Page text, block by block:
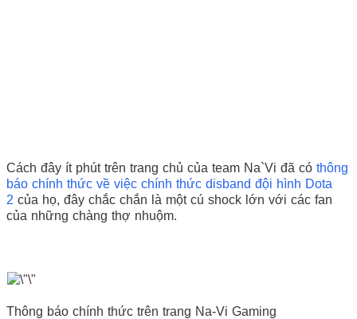
Cách đây ít phút trên trang chủ của team Na`Vi đã có thông
báo chính thức về việc chính thức disband đội hình Dota
2 của họ, đây chắc chắn là một cú shock lớn với các fan
của những chàng thợ nhuộm.
Thông báo chính thức trên trang Na-Vi Gaming